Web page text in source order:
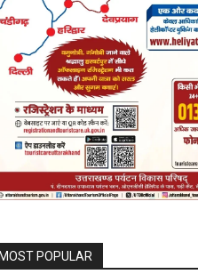
POPULAR